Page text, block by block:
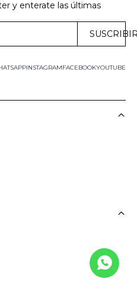
y enterate las últimas
FACEBOOKYOUTUBE
INSTAGRAM